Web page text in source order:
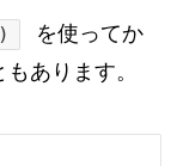
を使ってか
あります。